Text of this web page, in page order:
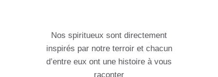
Nos spiritueux sont directement
inspirés par notre terroir et chacun
d’entre eux ont une histoire à vous
raconter